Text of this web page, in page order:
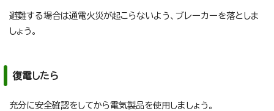
避難する場合は通電火災が起こらないよう、ブレーカーを落としま
しょう。
復電したら
充分に安全確認をしてから電気製品を使用しましょう。